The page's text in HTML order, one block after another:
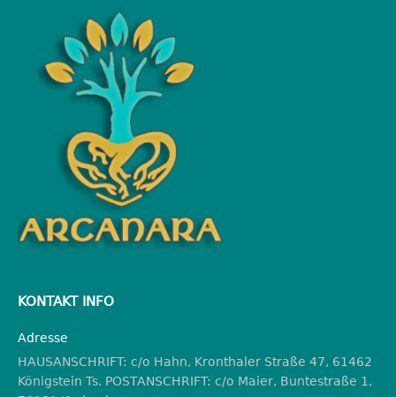
KONTAKT INFO
Adresse
HAUSANSCHRIFT: c/o Hahn, Kronthaler Straße 47, 61462
Königstein Ts. POSTANSCHRIFT: c/o Maier, Buntestraße 1,